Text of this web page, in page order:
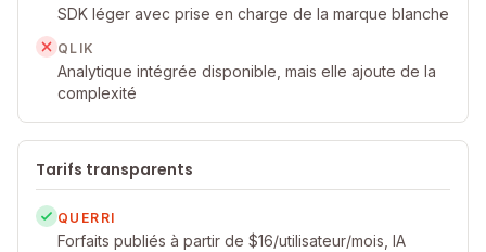
SDK léger avec prise en charge de la marque blanche
QLIK
Analytique intégrée disponible, mais elle ajoute de la
complexité
Tarifs transparents
QUERRI
Forfaits publiés à partir de $16/utilisateur/mois, IA